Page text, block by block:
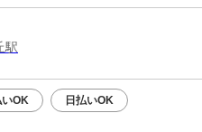
駅
OK 日払いOK